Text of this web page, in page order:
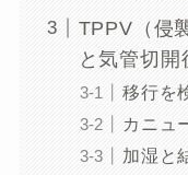
TPPV（侵
と気管切開
移行を
カニュ
加湿と